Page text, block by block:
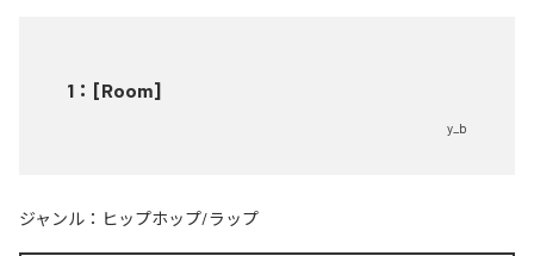
1 ： [Room]
y_b
ジャンル： ヒップホップ/ラップ